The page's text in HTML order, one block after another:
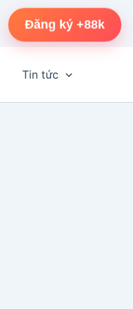
Đăng ký +88k
Tin tức